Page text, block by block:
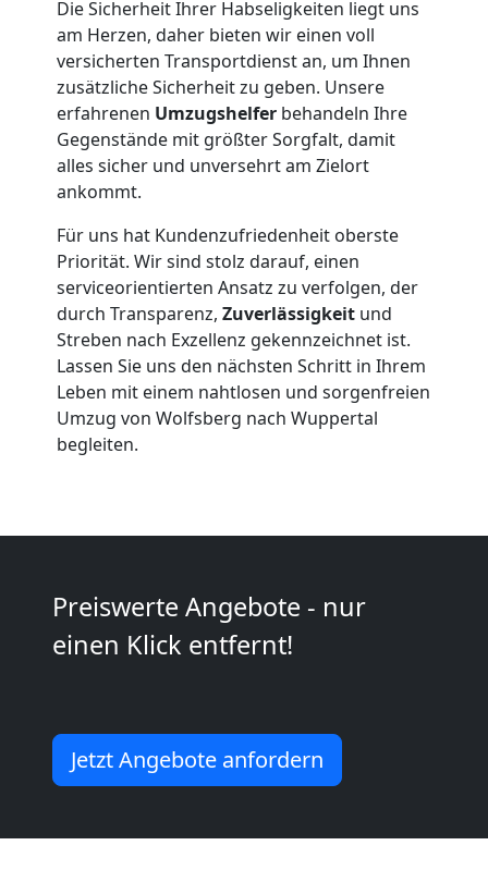
Die Sicherheit Ihrer Habseligkeiten liegt uns
am Herzen, daher bieten wir einen voll
versicherten Transportdienst an, um Ihnen
zusätzliche Sicherheit zu geben. Unsere
erfahrenen Umzugshelfer behandeln Ihre
Gegenstände mit größter Sorgfalt, damit
alles sicher und unversehrt am Zielort
ankommt.
Für uns hat Kundenzufriedenheit oberste
Priorität. Wir sind stolz darauf, einen
serviceorientierten Ansatz zu verfolgen, der
durch Transparenz, Zuverlässigkeit und
Streben nach Exzellenz gekennzeichnet ist.
Lassen Sie uns den nächsten Schritt in Ihrem
Leben mit einem nahtlosen und sorgenfreien
Umzug von Wolfsberg nach Wuppertal
begleiten.
Preiswerte Angebote - nur
einen Klick entfernt!
Jetzt Angebote anfordern
Wolfsberg
Beiladung
Wolfsberg
Mini
Umzug
Wolfsberg
Umzug
2
Mann
Wolfsberg
Kunsttransport